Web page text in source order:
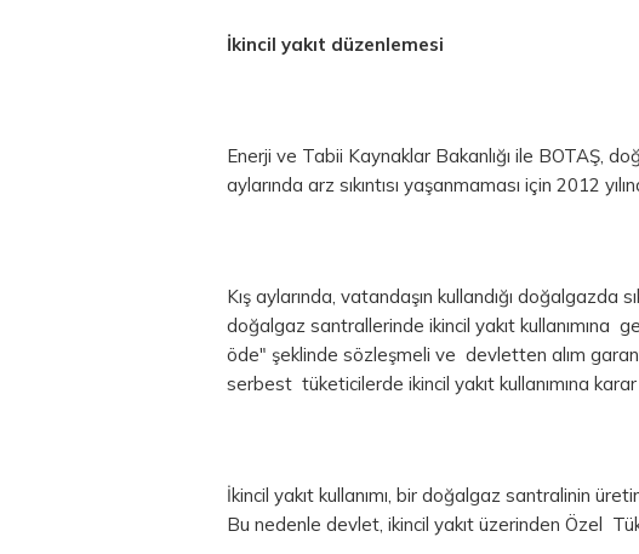
İkincil yakıt düzenlemesi
Enerji ve Tabii Kaynaklar Bakanlığı ile BOTAŞ,
aylarında arz sıkıntısı yaşanmaması için 2012
Kış aylarında, vatandaşın kullandığı doğalgazda
doğalgaz santrallerinde ikincil yakıt kullanımına
öde" şeklinde sözleşmeli ve devletten alım
serbest tüketicilerde ikincil yakıt kullanımına
İkincil yakıt kullanımı, bir doğalgaz santralinin
Bu nedenle devlet, ikincil yakıt üzerinden Özel